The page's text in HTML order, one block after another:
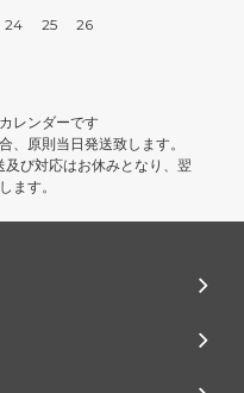
24 25 26
レンダーです
、原則当日発送致します。
び対応はお休みとなり、翌
ます。